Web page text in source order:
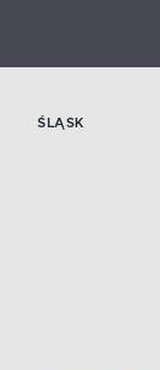
ŚLĄSK